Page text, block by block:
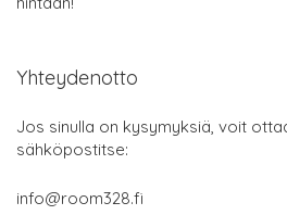
Yhteydenotto
Jos sinulla on kysymyksiä, voit
sähköpostitse:
info@room328.fi